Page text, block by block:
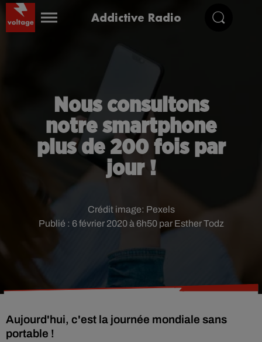
Addictive Radio
Nous consultons
notre smartphone
plus de 200 fois par
jour !
Publié : 6 février 2020 à 6h50 par Esther Todz
Crédit image: Pexels
Aujourd'hui, c'est la journée mondiale sans
portable !